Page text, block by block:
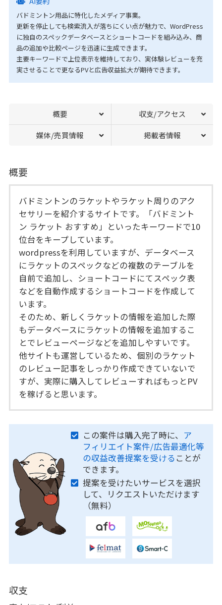
バドミントン用品に特化したメディア事業。
更新を停止しても検索流入が落ちにくい点が魅力で、WordPress
に独自のスペックデータベースとショートコードを組み込み、商
品の追加や比較ページを迅速に生成できます。
主要キーワードで上位表示を維持しており、実体験レビューを充
実させることで更なるPVと広告収益拡大が期待できます。
概要 収支/アクセス
媒体/売買情報 掲載者情報
概要
バドミントンのラケットやラケット周りのアク
セサリーを紹介するサイトです。「バドミント
ン ラケット おすすめ」といったキーワードで10
位台をキープしています。
wordpressを利用していますが、データベース
にラケットのスペックなどの複数のテーブルを
自前で追加し、ショートコードにてスペック表
などを自動作成するショートコードを作成して
います。
そのため、新しくラケットの情報を追加した際
もデータベースにラケットの情報を追加するこ
とでレビューページなどを追加しやすいです。
他サイトも運営しているため、個別のラケット
のレビュー記事をしっかり作成できていないで
すが、実際に購入してレビューすればもっとPV
を稼げると思います。
この案件は購入完了時に、 ア
フィリエイト案件/広告最適化等
の収益改善提案を受ける ことが
できます。
提案を受けたいサービスを選択
して、リクエストいただけます
（無料）
収支